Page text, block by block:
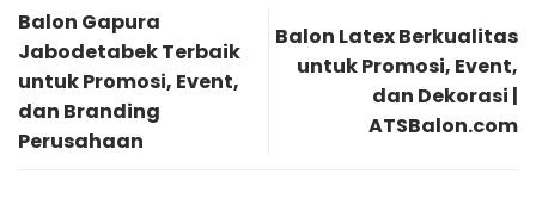
Balon Gapura
Jabodetabek Terbaik
untuk Promosi, Event,
dan Branding
Perusahaan
Balon Latex Berkualitas
untuk Promosi, Event,
dan Dekorasi |
ATSBalon.com